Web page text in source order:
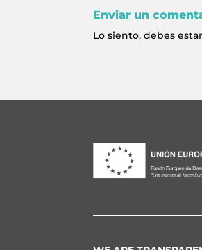
Enviar un
Lo siento, debes